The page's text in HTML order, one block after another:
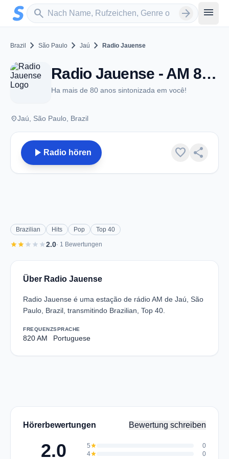
Zum Hauptinhalt springen
search
Sender suchen arrow_forward menu
Brazil chevron_right São Paulo chevron_right Jaú chevron_right Radio Jauense
Radio Jauense - AM 820 - Jaú
Ha mais de 80 anos sintonizada em você!
placeJaú, São Paulo, Brazil
play_arrow Radio hören favorite share
Brazilian Hits Pop Top 40
starstarstar star star2.0· 1 Bewertungen
Über Radio Jauense
Radio Jauense é uma estação de rádio AM de Jaú, São
Paulo, Brazil, transmitindo Brazilian, Top 40.
FREQUENZ
820 AM
SPRACHE
Portuguese
Hörerbewertungen Bewertung schreiben
2.0 5star
0
4star
0